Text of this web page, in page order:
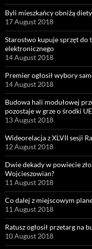
Byli mieszkańcy obniżą
17 August 2018
Starostwo kupuje sprzęt do
elektronicznego
14 August 2018
Premier ogłosił wybory
14 August 2018
Budowa hali modułowej
pozostaje w grze o środki UE
13 August 2018
Wideorelacja z XLVII sesji
12 August 2018
Dwie dekady w powiecie
Wojcieszowian?
11 August 2018
Co dalej z miejscowym
11 August 2018
Ratusz ogłosił przetarg na
10 August 2018